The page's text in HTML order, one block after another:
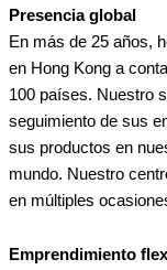
Presencia global
En más de 25 años,
en Hong Kong a
100 países. Nuestro
seguimiento de sus
sus productos en
mundo. Nuestro
en múltiples
Emprendimiento